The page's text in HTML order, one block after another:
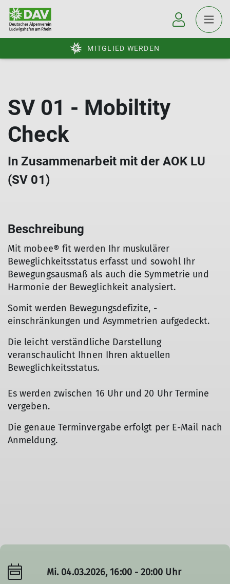
MITGLIED WERDEN
SV 01 - Mobiltity
Check
In Zusammenarbeit mit der AOK LU
(SV 01)
Beschreibung
Mit mobee® fit werden Ihr muskulärer
Beweglichkeitsstatus erfasst und sowohl Ihr
Bewegungsausmaß als auch die Symmetrie und
Harmonie der Beweglichkeit analysiert.
Somit werden Bewegungsdefizite, -
einschränkungen und Asymmetrien aufgedeckt.
Die leicht verständliche Darstellung
veranschaulicht Ihnen Ihren aktuellen
Beweglichkeitsstatus.
Es werden zwischen 16 Uhr und 20 Uhr Termine
vergeben.
Die genaue Terminvergabe erfolgt per E-Mail nach
Anmeldung.
Mi. 04.03.2026, 16:00 - 20:00 Uhr